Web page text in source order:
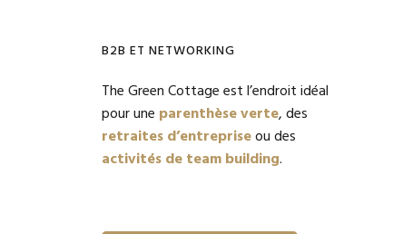
B2B ET NETWORKING
The Green Cottage est l’endroit idéal
pour une parenthèse verte, des
retraites d’entrepriseou des
activités de team building.